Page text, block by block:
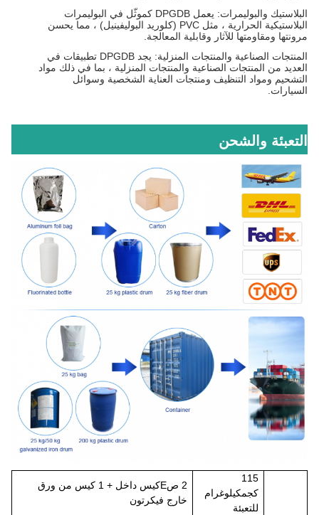
البلاستيك والبوليمرات: يعمل DPGDB كموثّل في البوليمرات
البلاستيكية الحرارية ، مثل PVC (كلوريد البوليفينيل) ، مما يحسن
مرونتها ومقاومتها للآثار وقابلية المعالجة.
المنتجات الصناعية والمنتجات المنزلية: يجد DPGDB تطبيقات في
العديد من المنتجات الصناعية والمنتجات المنزلية ، بما في ذلك مواد
التشحيم ومواد التنظيف ومنتجات العناية الشخصية وسوائل
السيارات.
التعبئة والشحن
115
كجمكيلوغرام
للتعبئة
2 ص E
كيس داخل + 1 كيس من ورق
خارج فيكرتون